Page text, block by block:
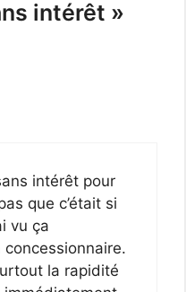
intérêt »
intérêt pour
que c’était si
vu ça
la rapidité